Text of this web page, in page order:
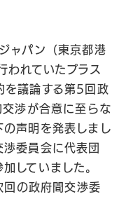
ャパン（東京都港
れていたプラス
を議論する第5回政
渉が合意に至らな
の声明を発表しまし
委員会に代表団
していました。
の政府間交渉委